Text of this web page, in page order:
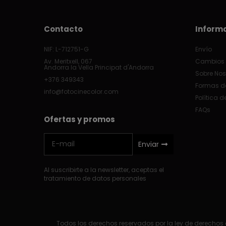
Contacto
NIF: L-712751-G
Av. Meritxell, 067
Andorra la Vella Principat d'Andorra
+376 349343
info@fotocinecolor.com
Ofertas y promos
Enviar
Al suscribirte a la newsletter, aceptas el
tratamiento de datos personales
Envío
Cambios
Sobre
Formas
Política
FAQs
Todos los derechos reservados por la ley de